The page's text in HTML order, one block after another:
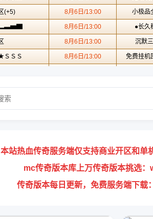
本站热血传奇服务端仅支持商业开区和单
mc传奇版本库上万传奇版本挑选
传奇版本每日更新，免费服务端下